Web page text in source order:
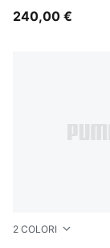
240,00 €
2 COLORI